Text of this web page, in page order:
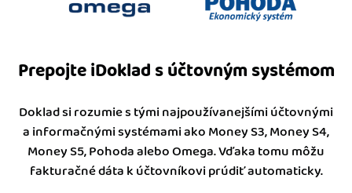
Prepojte iDoklad s účtovným systémom
Doklad si rozumie s tými najpoužívanejšími účtovnými
a informačnými systémami ako Money S3, Money S4,
Money S5, Pohoda alebo Omega. Vďaka tomu môžu
fakturačné dáta k účtovníkovi prúdiť automaticky.